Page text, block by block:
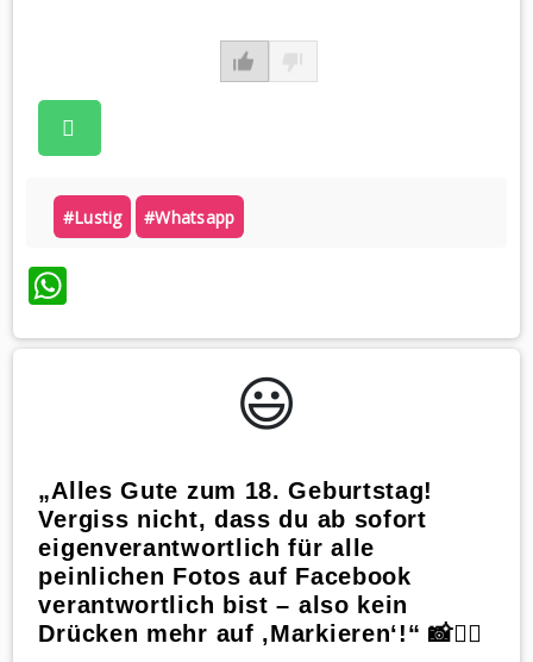
#lustig #whatsapp
WhatsApp
😃️
„Alles Gute zum 18. Geburtstag!
Vergiss nicht, dass du ab sofort
eigenverantwortlich für alle
peinlichen Fotos auf Facebook
verantwortlich bist – also kein
Drücken mehr auf ‚Markieren‘!“ 📸🙅‍♂️